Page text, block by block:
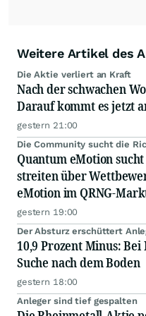
Weitere Artikel des
Die Aktie verliert an Kraft
Nach der schwachen
Darauf kommt es jetzt
gestern 21:00
Die Community sucht die
Quantum eMotion
streiten über
eMotion im QRNG-
gestern 19:00
Der Absturz erschüttert
10,9 Prozent Minus:
Suche nach dem Boden
gestern 18:00
Anleger sind tief gespalten